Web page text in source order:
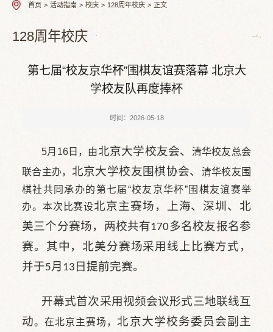
首页 > 活动指南 > 校庆 > 128周年校庆 > 正文
128周年校庆
第七届“校友京华杯”围棋友谊赛落幕 北京大
学校友队再度捧杯
时间：2026-05-18
5月16日，由北京大学校友会、 清华校友总会
联合主办， 北京大学校友围棋协会、 清华校友围
棋社共同承办的第七届“校友京华杯”围棋友谊赛举
办。本次比赛设北京主赛场，上海、深圳、北
美三个分赛场，两校共有170多名校友报名参
赛。其中，北美分赛场采用线上比赛方式 ，
并于5月13日提前完赛。
开幕式首次采用视频会议形式三地联线互
动。在北京主赛场，北京大学校务委员会副主